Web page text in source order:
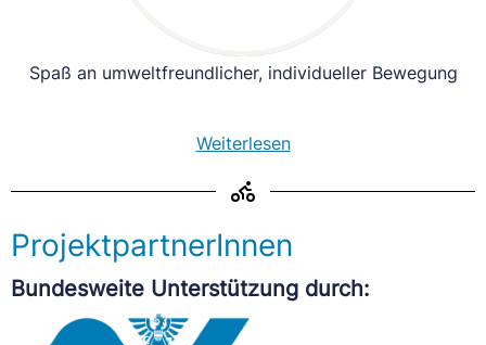
Spaß an umweltfreundlicher, individueller Bewegung
Weiterlesen
ProjektpartnerInnen
Bundesweite Unterstützung durch: